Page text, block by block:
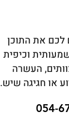
את התוכן
וכיפית
העשרה
או חגיגה שיש.